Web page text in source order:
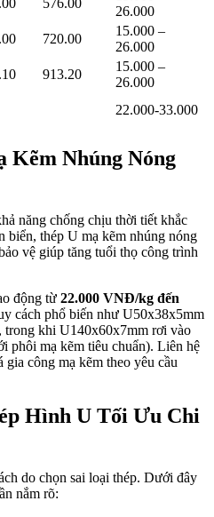
576.00
26.000
720.00
15.000 –
26.000
913.20
15.000 –
26.000
22.000-33.000
Kẽm Nhúng Nóng
năng chống chịu thời tiết khắc
biển, thép U mạ kẽm nhúng nóng
vệ giúp tăng tuổi thọ công trình
động từ 22.000 VNĐ/kg đến
cách phổ biến như U50x38x5mm
khi U140x60x7mm rơi vào
mạ kẽm tiêu chuẩn). Liên hệ
công mạ kẽm theo yêu cầu
Hình U Tối Ưu Chi
do chọn sai loại thép. Dưới đây
nắm rõ: